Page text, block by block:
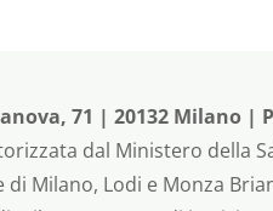
71 | 20132 Milano
dal Ministero della
di Milano, Lodi e Monza